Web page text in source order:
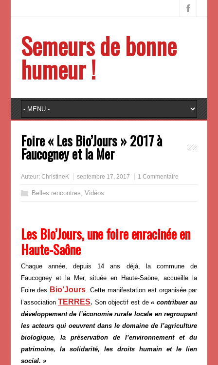
Semeurs de bonne
humeur !
Foire « Les Bio’Jours » 2017 à
Faucogney et la Mer
Auteur: ChristineK septembre 17, 2017 1 Commentaire
Belles rencontres, Vidéos
Les Bio’Jours, une foire enracinée en
Haute-Saône
Chaque année, depuis 14 ans déjà, la commune de
Faucogney et la Mer, située en Haute-Saöne, accueille la
Foire des Bio’Jours. Cette manifestation est organisée par
l’association TERRES. Son objectif est de« contribuer au
développement de l’économie rurale locale en regroupant
les acteurs qui oeuvrent dans le domaine de l’agriculture
biologique, la préservation de l’environnement et du
patrimoine, la solidarité, les droits humain et le lien
social. »